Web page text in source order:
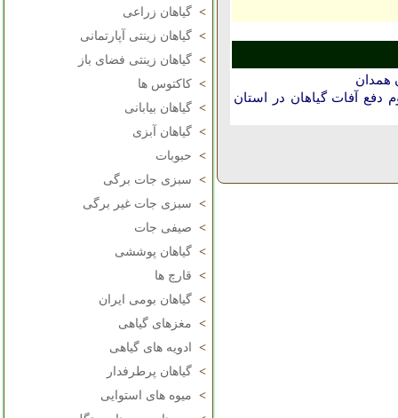
> گیاهان زراعی
> گیاهان زینتی آپارتمانی
> گیاهان زینتی فضای باز
> کاکتوس ها
> گیاهان بیابانی
> گیاهان آبزی
> حبوبات
> سبزی جات برگی
> سبزی جات غیر برگی
> صیفی جات
> گیاهان پوششی
> قارچ ها
> گیاهان بومی ایران
> مغزهای گیاهی
>
ادویه های گیاهی
> گیاهان پرطرفدار
> میوه های استوایی
همدان
آفات گیاهان در استان